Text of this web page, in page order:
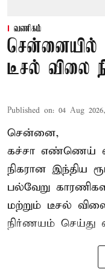
வணிகம்
டீசல் விலை
Published on: 04 Aug
சென்னை,
கச்சா எண்ணெய்
நிகரான இந்திய
பல்வேறு
மற்றும் டீசல்
நிர்ணயம் செய்து